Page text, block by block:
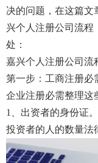
决的问题，在这篇文
兴个人注册公司流程
处：
嘉兴个人注册公司流
第一步：工商注册必
企业注册必需整理这
1、出资者的身份证。
投资者的人的数量法